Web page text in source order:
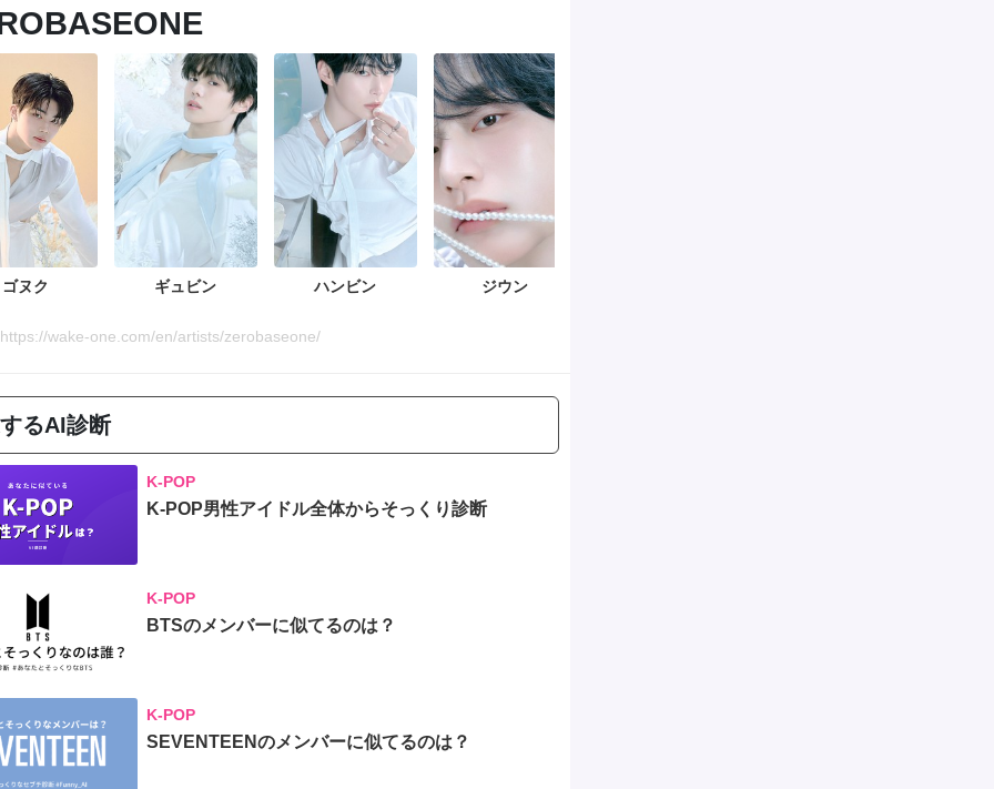
ゴヌク ギュビン ハンビン ジウン
wake-one.com/en/artists/zerobaseone/
るAI診断
K-POP
K-POP男性アイドル全体からそっくり診断
K-POP
BTSのメンバーに似てるのは？
K-POP
SEVENTEENのメンバーに似てるのは？